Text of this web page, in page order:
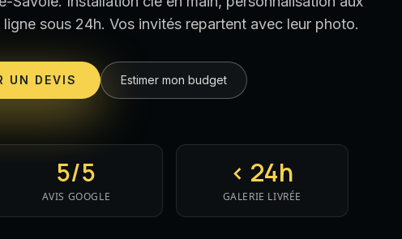
sous 24h. Vos invités repartent avec leur photo.
UN DEVIS Estimer mon budget
5/5
AVIS GOOGLE
< 24h
GALERIE LIVRÉE